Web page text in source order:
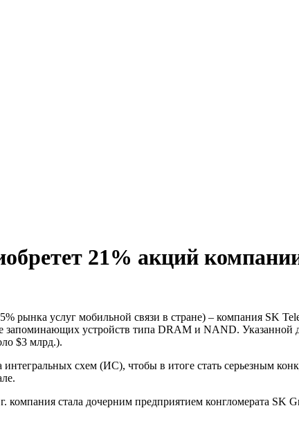
21% акций
рынка услуг мобильной связи в стране) – компания SK
устройств типа DRAM и NAND. Указанной
$3 млрд.).
схем (ИС), чтобы в итоге стать серьезным
стала дочерним предприятием конгломерата SK